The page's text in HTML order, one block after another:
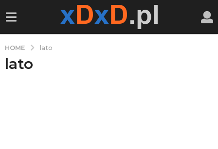
HOME lato
lato